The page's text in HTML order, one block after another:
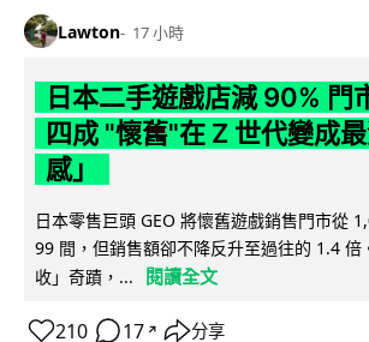
Lawton 17 小時
日本二手遊戲店減 90% 門
四成 "懷舊"在 Z 世代變成
感」
日本零售巨頭 GEO 將懷舊遊戲銷售門市從
99 間，但銷售額卻不降反升至過往的 1.4 倍
收」奇蹟，...
閱讀全文
210 17 ↗ 分享